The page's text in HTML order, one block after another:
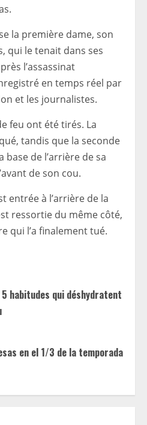
la première dame, son
qui le tenait dans ses
l’assassinat
en temps réel par
et les journalistes.
feu ont été tirés. La
tandis que la seconde
base de l’arrière de sa
de son cou.
entrée à l’arrière de la
ressortie du même côté,
qui l’a finalement tué.
habitudes qui déshydratent
en el 1/3 de la temporada